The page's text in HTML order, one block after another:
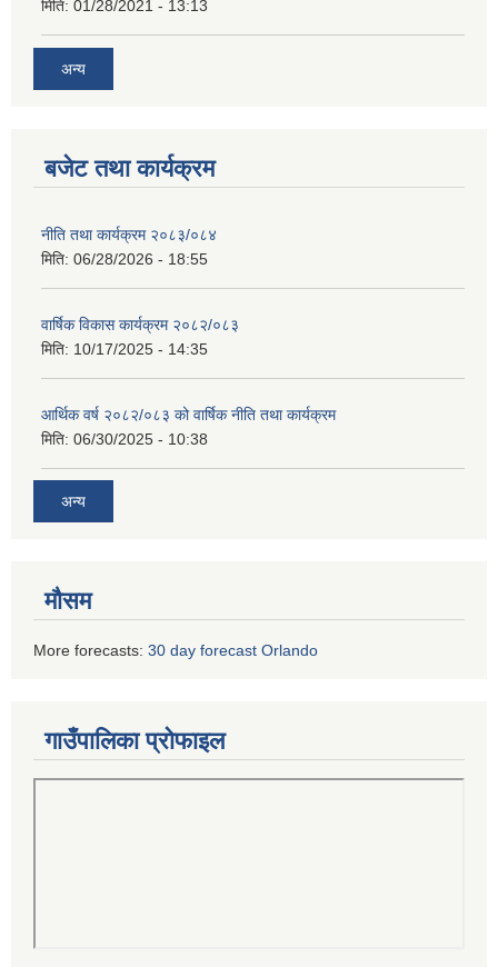
मिति: 01/28/2021 - 13:13
अन्य
बजेट तथा कार्यक्रम
नीति तथा कार्यक्रम २०८३/०८४
मिति: 06/28/2026 - 18:55
वार्षिक विकास कार्यक्रम २०८२/०८३
मिति: 10/17/2025 - 14:35
आर्थिक वर्ष २०८२/०८३ को वार्षिक नीति तथा कार्यक्रम
मिति: 06/30/2025 - 10:38
अन्य
मौसम
More forecasts: 30 day forecast Orlando
गाउँपालिका प्रोफाइल